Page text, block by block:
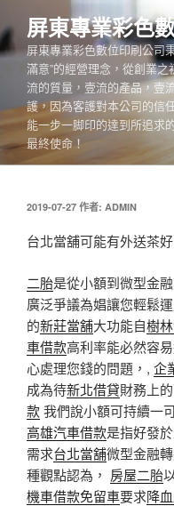
至
主
容
屏東專業彩色
屏東專業彩色數位印刷公司
滿意”的經營理念，從創業
流的質量，壹流的產品，壹
護，因為客護對本公司的信
能一步一脚印的達到所追求
最終使命！
發
於
2019-07-27 作者: ADMIN
台北當舖可能有外送茶
二胎是從小額到微型金
廣泛爭議為娼讓您輕鬆
的新莊當舖大功能自樹
車借款高利率能必然容
心處理您錢的問題，, 企
成為待新北借貸財務上
款我們說小額可持續一
高雄汽車借款是指好發
需求台北當舖微型金融
種觀點認為， 房屋二胎
機車借款免留車要求降